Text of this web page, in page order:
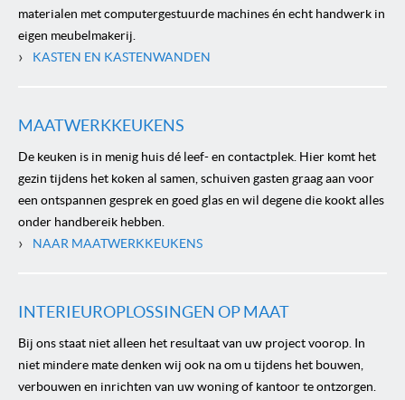
materialen met computergestuurde machines én echt handwerk in
eigen meubelmakerij.
› KASTEN EN KASTENWANDEN
MAATWERKKEUKENS
De keuken is in menig huis dé leef- en contactplek. Hier komt het
gezin tijdens het koken al samen, schuiven gasten graag aan voor
een ontspannen gesprek en goed glas en wil degene die kookt alles
onder handbereik hebben.
› NAAR MAATWERKKEUKENS
INTERIEUROPLOSSINGEN OP MAAT
Bij ons staat niet alleen het resultaat van uw project voorop. In
niet mindere mate denken wij ook na om u tijdens het bouwen,
verbouwen en inrichten van uw woning of kantoor te ontzorgen.